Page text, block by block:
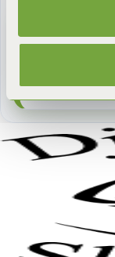
tilbyder gratis